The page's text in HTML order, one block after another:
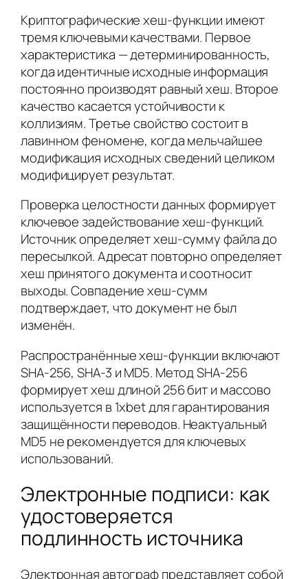
Криптографические хеш-функции имеют
тремя ключевыми качествами. Первое
характеристика — детерминированность,
когда идентичные исходные информация
постоянно производят равный хеш. Второе
качество касается устойчивости к
коллизиям. Третье свойство состоит в
лавинном феномене, когда мельчайшее
модификация исходных сведений целиком
модифицирует результат.
Проверка целостности данных формирует
ключевое задействование хеш-функций.
Источник определяет хеш-сумму файла до
пересылкой. Адресат повторно определяет
хеш принятого документа и соотносит
выходы. Совпадение хеш-сумм
подтверждает, что документ не был
изменён.
Распространённые хеш-функции включают
SHA-256, SHA-3 и MD5. Метод SHA-256
формирует хеш длиной 256 бит и массово
используется в 1xbet для гарантирования
защищённости переводов. Неактуальный
MD5 не рекомендуется для ключевых
использований.
Электронные подписи: как
удостоверяется
подлинность источника
Электронная автограф представляет собой